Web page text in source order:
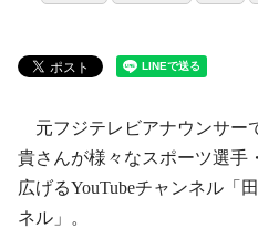
元フジテレビアナウンサー
貴さんが様々なスポーツ選手
広げるYouTubeチャンネル「
ネル」。